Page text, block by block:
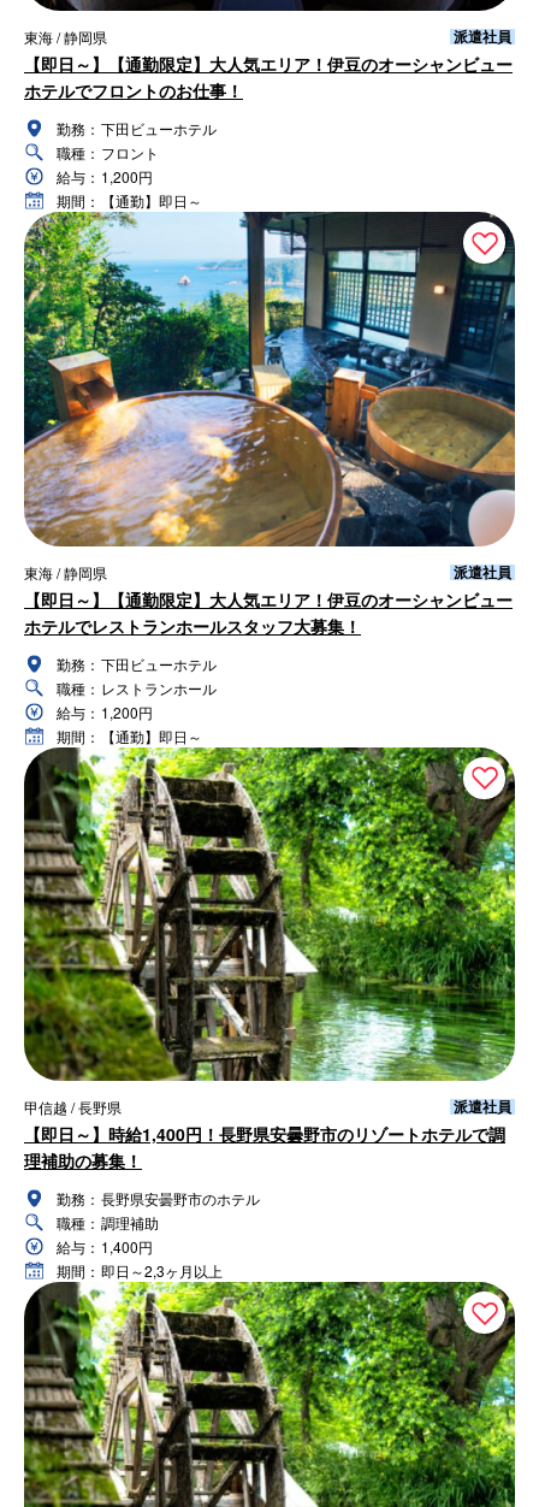
東海 / 静岡県 派遣社員
【即日～】【通勤限定】大人気エリア！伊豆のオーシャンビュー
ホテルでフロントのお仕事！
勤務： 下田ビューホテル
職種： フロント
給与： 1,200円
期間：
【通勤】即日～
東海 / 静岡県 派遣社員
【即日～】【通勤限定】大人気エリア！伊豆のオーシャンビュー
ホテルでレストランホールスタッフ大募集！
勤務： 下田ビューホテル
職種： レストランホール
給与： 1,200円
期間：
【通勤】即日～
甲信越 / 長野県 派遣社員
【即日～】時給1,400円！長野県安曇野市のリゾートホテルで調
理補助の募集！
勤務： 長野県安曇野市のホテル
職種： 調理補助
給与： 1,400円
期間： 即日～2,3ヶ月以上